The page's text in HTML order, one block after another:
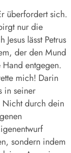
überfordert sich.
nur die
lässt Petrus
der den Mund
entgegen.
mich! Darin
in seiner
Nicht durch dein
sondern indem